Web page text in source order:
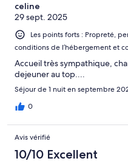
celine
29 sept. 2025
Les points forts : Propreté,
conditions de l’hébergement et
Accueil très sympathique,
dejeuner au top....
Séjour de 1 nuit en septembre
0
Avis vérifié
10/10 Excellent